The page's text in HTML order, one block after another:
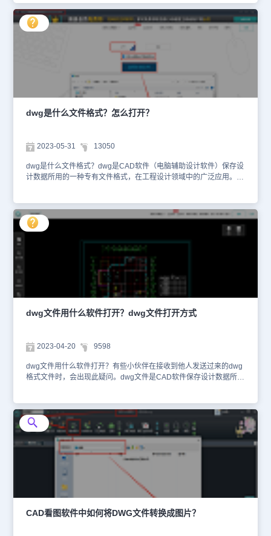
时文件改成DWG步骤：1、首先，我们需要找到CAD临时文件的存储
位置。一般来说，CAD临时文件会被保存在系统盘的临时文件夹中，
常见路径为：C:\USERS\用户名\APPDATA\LOCAL\TEMP。2、在
【TEMP】文件夹中，找到需要恢复的图纸文件同名的扩展名为
【*.SV$】的文件后，将其扩展名修改为【*.DWG】，在弹出的【重
命名】提示框中选择【是】即可。3、此时，CAD临时文件扩展名便
被调整为【*.DWG】，选中文件调用浩辰CAD软件打开即可。通过
以上几个简单的步骤，便可以将CAD临时文件轻松转换为DWG格
式，以便在浩辰CAD软件中进行编辑和保存，你学会了吗？感兴趣的
设计师朋友们，记得多多关注浩辰CAD官网教程专区，小编会在后续
的CAD教程文章中，继续给大家带来更多实用的技巧和秘籍哦！
dwg是什么文件格式？怎么打开？
2023-05-31 13050
dwg是什么文件格式？dwg是CAD软件（电脑辅助设计软件）保存设
计数据所用的一种专有文件格式，在工程设计领域中的广泛应用。可
dwg文件方式：如果想要在手机中打开dwg文件的话，需要在应用商
店中下载安装【浩辰CAD看图王APP】。软件安装完成后，在打开
dwg文件时，选择【用其他应用打开】，在调出的其他应用列表中选
择【浩辰CAD看图王APP】即可电脑中打开dwg文件方式：1、网页
端：无需下载软件，直接在网页中查看如果不想下载安装任何软件，
只要查看dwg文件的话，可以在浏览器中搜索并打开【浩辰CAD看图
王网页版】，点击【打开文件】—选择【公开/私有】—勾选【浩辰
CAD看图王打开图纸使用协议】—点击【选择本地文件】。在弹出的
【打开】对话框中，选择需要打开的dwg文件即可。2、客户端：浩
辰CAD看图王电脑版、浩辰CAD系列软件（1）浩辰CAD看图王电脑
在电脑中下载安装【浩辰CAD看图王电脑版】，安装完成后启动软
dwg文件后，点击【打开】按钮即可。（2）浩辰CAD系列软件既然
dwg文件是CAD软件保存设计数据所用的文件格式，那么当然可以用
浩辰CAD软件打开。所以只需要在电脑中下载安装浩辰CAD系列软
件即可打开dwg文件，例如：浩辰CAD、浩辰CAD建筑、浩辰CAD
dwg文件用什么软件打开？dwg文件打开方式
2023-04-20 9598
dwg文件用什么软件打开？有些小伙伴在接收到他人发送过来的dwg
格式文件时，会出现此疑问。dwg文件是CAD软件保存设计数据所用
开1、在浏览器中搜索并打开【浩辰CAD看图王网页版】，点击【打
开文件】，选择【公开/私有】，勾选【浩辰CAD看图王打开图纸使
用协议】，点击【选择本地文件】。2、在电脑中找到需要打开的
dwg文件后点击【打开】即可。这种方式的优点是无需下载软件，下
面再给大家分享两种需要下载软件的dwg文件打开方式。方式二：用
CAD看图软件打开在电脑中下载并安装浩辰CAD看图王电脑版后，
启动该软件，点击打开【打开文件】按钮，在打开的【选择文件】对
话框中选择需要打开的dwg文件，点击【打开】即可。这种方式的优
点是可以对打开的dwg文件进行一些简单的编辑操作。方式三：用手
机打开在手机中下载安装浩辰CAD看图王APP，然后点击接收到的
dwg文件，选择用浩辰CAD看图王APP打开即可。方式四：用CAD
CAD看图软件中如何将DWG文件转换成图片？